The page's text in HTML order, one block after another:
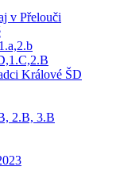
v Přelouči
Králové ŠD
2.B, 3.B